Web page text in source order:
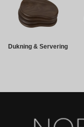
Dukning & Servering